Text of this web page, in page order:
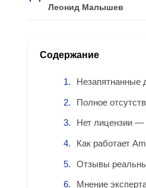
Леонид Малышев
Содержание
Незапятнанные
Полное
Нет лицензии —
Как работает
Отзывы
Мнение